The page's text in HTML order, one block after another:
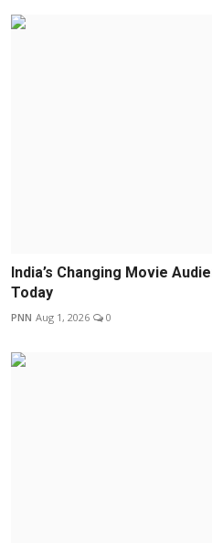
India’s Changing Movie
Today
PNN Aug 1, 2026 0